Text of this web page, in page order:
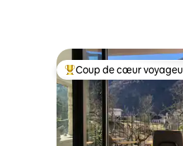
Coups de cœur
Coup de cœur